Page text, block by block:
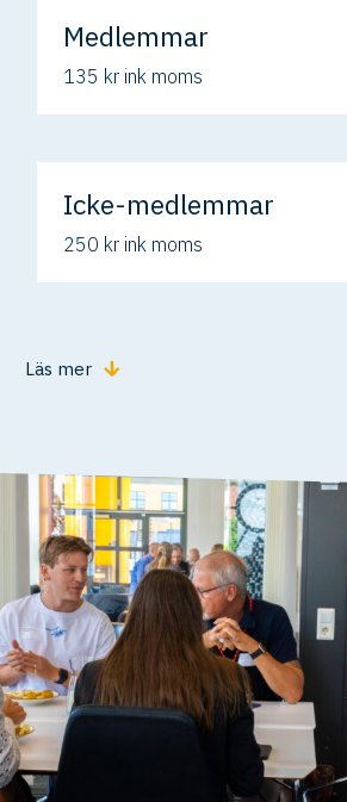
Medlemmar
135 kr ink moms
Icke-medlemmar
250 kr ink moms
Läs mer